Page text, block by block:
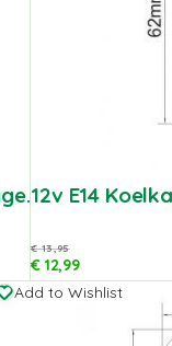
12v E14
€13,95
€ 12,99
Add to Wishlist